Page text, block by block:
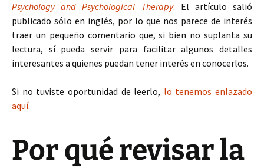
Psychology and Psychological Therapy. El artículo salió
publicado sólo en inglés, por lo que nos parece de interés
traer un pequeño comentario que, si bien no suplanta su
lectura, sí pueda servir para facilitar algunos detalles
interesantes a quienes puedan tener interés en conocerlos.
Si no tuviste oportunidad de leerlo, lo tenemos enlazado
aquí.
Por qué revisar la